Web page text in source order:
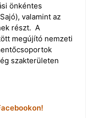
önkéntes
valamint az
részt. A
megújító nemzeti
szakterületen